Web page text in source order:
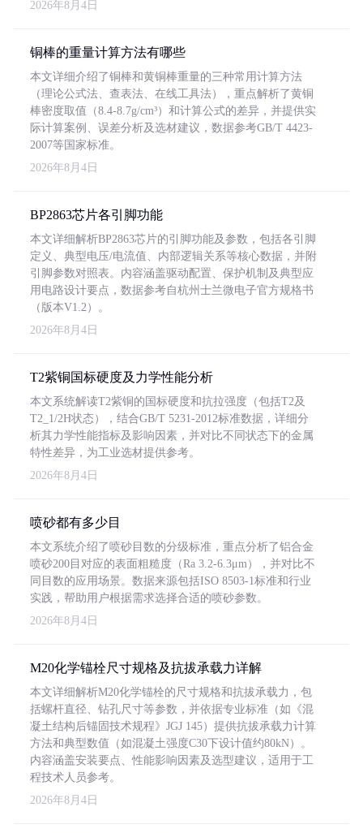
2026年8月4日
铜棒的重量计算方法有哪些
本文详细介绍了铜棒和黄铜棒重量的三种常用计算方法
（理论公式法、查表法、在线工具法），重点解析了黄铜
棒密度取值（8.4-8.7g/cm³）和计算公式的差异，并提供实
际计算案例、误差分析及选材建议，数据参考GB/T 4423-
2007等国家标准。
2026年8月4日
BP2863芯片各引脚功能
本文详细解析BP2863芯片的引脚功能及参数，包括各引脚
定义、典型电压/电流值、内部逻辑关系等核心数据，并附
引脚参数对照表。内容涵盖驱动配置、保护机制及典型应
用电路设计要点，数据参考自杭州士兰微电子官方规格书
（版本V1.2）。
2026年8月4日
T2紫铜国标硬度及力学性能分析
本文系统解读T2紫铜的国标硬度和抗拉强度（包括T2及
T2_1/2H状态），结合GB/T 5231-2012标准数据，详细分
析其力学性能指标及影响因素，并对比不同状态下的金属
特性差异，为工业选材提供参考。
2026年8月4日
喷砂都有多少目
本文系统介绍了喷砂目数的分级标准，重点分析了铝合金
喷砂200目对应的表面粗糙度（Ra 3.2-6.3μm），并对比不
同目数的应用场景。数据来源包括ISO 8503-1标准和行业
实践，帮助用户根据需求选择合适的喷砂参数。
2026年8月4日
M20化学锚栓尺寸规格及抗拔承载力详解
本文详细解析M20化学锚栓的尺寸规格和抗拔承载力，包
括螺杆直径、钻孔尺寸等参数，并依据专业标准（如《混
凝土结构后锚固技术规程》JGJ 145）提供抗拔承载力计算
方法和典型数值（如混凝土强度C30下设计值约80kN）。
内容涵盖安装要点、性能影响因素及选型建议，适用于工
程技术人员参考。
2026年8月4日